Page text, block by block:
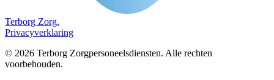
Terborg Zorg.
Privacyverklaring
© 2026 Terborg Zorgpersoneelsdiensten. Alle rechten
voorbehouden.